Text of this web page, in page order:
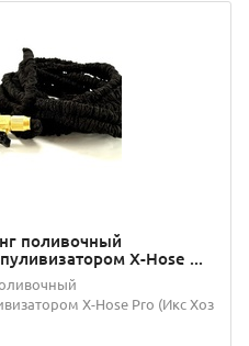
поливочный
X-Hose ...
X-Hose Pro (Икс Хоз